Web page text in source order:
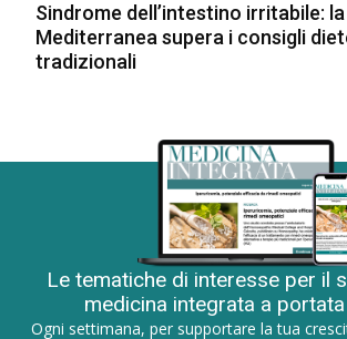
Sindrome dell’intestino irritabile:
Mediterranea supera i consigli
tradizionali
Le tematiche di interesse per il
medicina integrata a
Ogni settimana, per supportare la tua